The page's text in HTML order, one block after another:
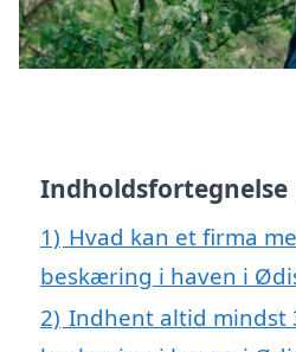
Indholdsfortegnelse
1) Hvad kan et firma
beskæring i haven i
2) Indhent altid mindst